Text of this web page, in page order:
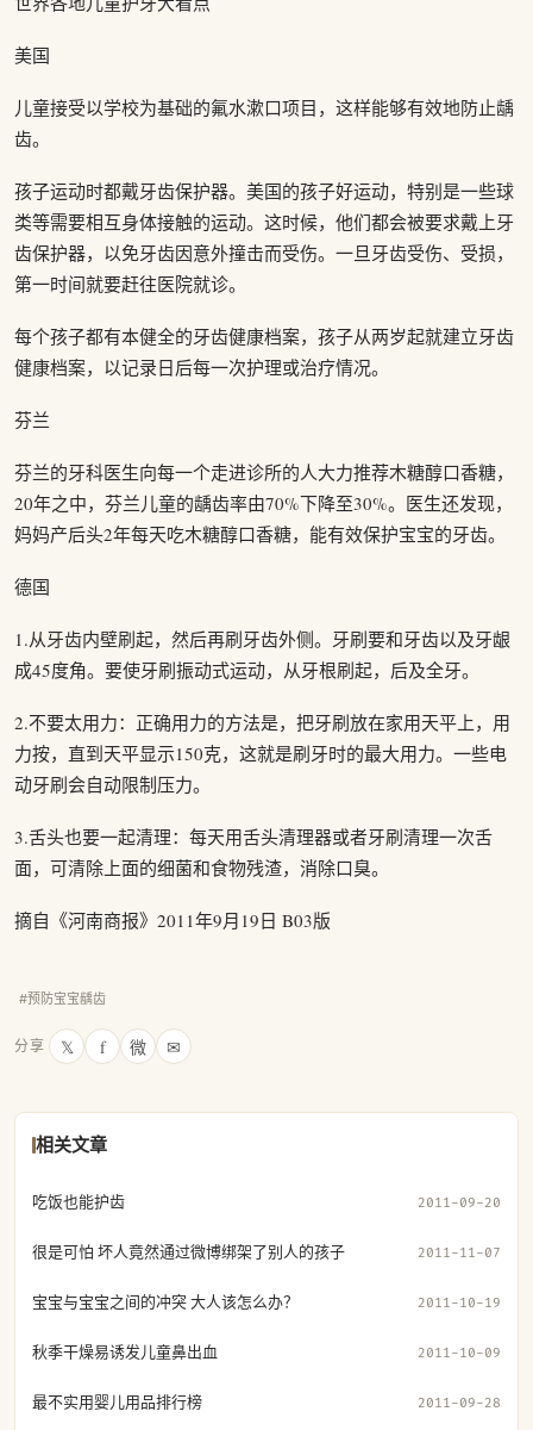
美国
儿童接受以学校为基础的氟水漱口项目，这样能够有效地防止龋
齿。
孩子运动时都戴牙齿保护器。美国的孩子好运动，特别是一些球
类等需要相互身体接触的运动。这时候，他们都会被要求戴上牙
齿保护器，以免牙齿因意外撞击而受伤。一旦牙齿受伤、受损，
第一时间就要赶往医院就诊。
每个孩子都有本健全的牙齿健康档案，孩子从两岁起就建立牙齿
健康档案，以记录日后每一次护理或治疗情况。
芬兰
芬兰的牙科医生向每一个走进诊所的人大力推荐木糖醇口香糖，
20年之中，芬兰儿童的龋齿率由70%下降至30%。医生还发现，
妈妈产后头2年每天吃木糖醇口香糖，能有效保护宝宝的牙齿。
德国
1.从牙齿内壁刷起，然后再刷牙齿外侧。牙刷要和牙齿以及牙龈
成45度角。要使牙刷振动式运动，从牙根刷起，后及全牙。
2.不要太用力：正确用力的方法是，把牙刷放在家用天平上，用
力按，直到天平显示150克，这就是刷牙时的最大用力。一些电
动牙刷会自动限制压力。
3.舌头也要一起清理：每天用舌头清理器或者牙刷清理一次舌
面，可清除上面的细菌和食物残渣，消除口臭。
摘自《河南商报》2011年9月19日 B03版
#预防宝宝龋齿
分享 𝕏 f 微 ✉
相关文章
吃饭也能护齿 2011-09-20
很是可怕 坏人竟然通过微博绑架了别人的孩子 2011-11-07
宝宝与宝宝之间的冲突 大人该怎么办？ 2011-10-19
秋季干燥易诱发儿童鼻出血 2011-10-09
最不实用婴儿用品排行榜 2011-09-28